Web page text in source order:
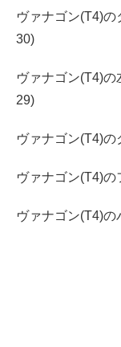
ヴァナゴン(T4)
30)
ヴァナゴン(T4)
29)
ヴァナゴン(T4)
ヴァナゴン(T4)
ヴァナゴン(T4)